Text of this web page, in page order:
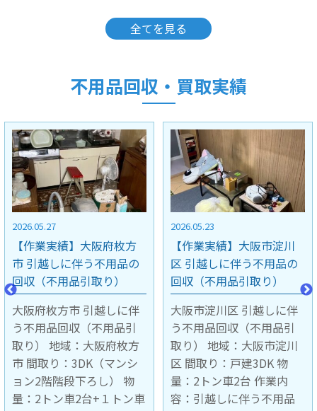
全てを見る
不用品回収・買取実績
2026.05.23
【作業実績】大阪市淀川
区 引越しに伴う不用品の
回収（不用品引取り）
大阪市淀川区 引越しに伴
う不用品回収（不用品引
取り） 地域：大阪市淀川
区 間取り：戸建3DK 物
量：2トン車2台 作業内
容：引越しに伴う不用品
2026.05.15
【作業実績】京都市中京
区 引越しに伴う不用品の
回収（不用品引取り）
京都市中京区 引越しに伴
う不用品回収（不用品引
取り） 地域：京都市中京
区 間取り：マンション4階
1LDK 階段下ろし作業 物
量：2トン車1台 作業内